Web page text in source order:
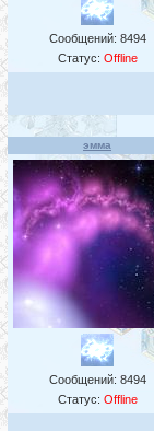
Сообщений: 8494
Статус: Offline
эмма
Сообщений: 8494
Статус: Offline